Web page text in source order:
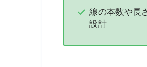
線の本数や長
設計